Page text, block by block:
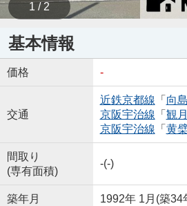
1 / 2
基本情報
価格 -
交通
近鉄京都線 「 向島
京阪宇治線 「 観
京阪宇治線 「 黄
間取り
(専有面積)
-(-)
築年月 1992年 1月(築34